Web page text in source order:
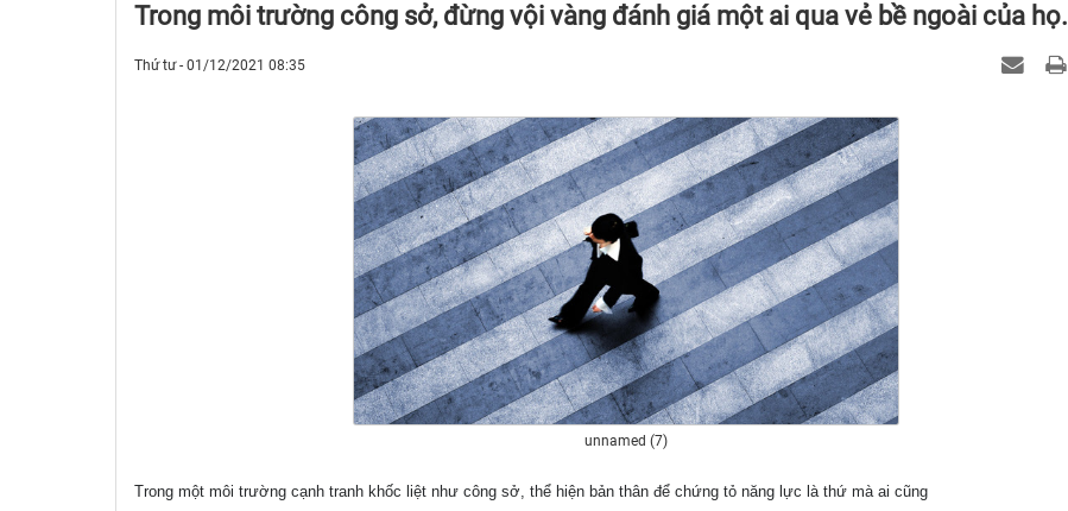
Trong môi trường công sở, đừng vội vàng đánh giá một ai qua vẻ bề ngoài của họ.
Thứ tư - 01/12/2021 08:35
unnamed (7)
Trong một môi trường cạnh tranh khốc liệt như công sở, thể hiện bản thân để chứng tỏ năng lực là thứ mà ai cũng